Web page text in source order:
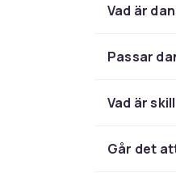
svenska
Många av
annan
Countryeller
Vad är
Passar
Vad är
Går det